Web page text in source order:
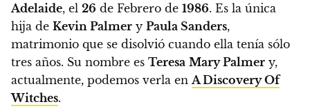
Adelaide, el 26 de Febrero de 1986. Es la única
hija de Kevin Palmer y Paula Sanders,
matrimonio que se disolvió cuando ella tenía sólo
tres años. Su nombre es Teresa Mary Palmer y,
actualmente, podemos verla en A Discovery Of
Witches.